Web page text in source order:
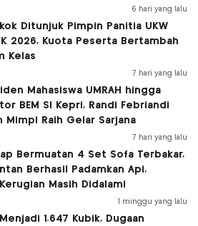
6 hari yang lalu
Ditunjuk Pimpin Panitia UKW
2026, Kuota Peserta Bertambah
Kelas
7 hari yang lalu
Mahasiswa UMRAH hingga
BEM SI Kepri, Randi Febriandi
Mimpi Raih Gelar Sarjana
7 hari yang lalu
Bermuatan 4 Set Sofa Terbakar,
Berhasil Padamkan Api,
Masih Didalami
1 minggu yang lalu
1.647 Kubik, Dugaan